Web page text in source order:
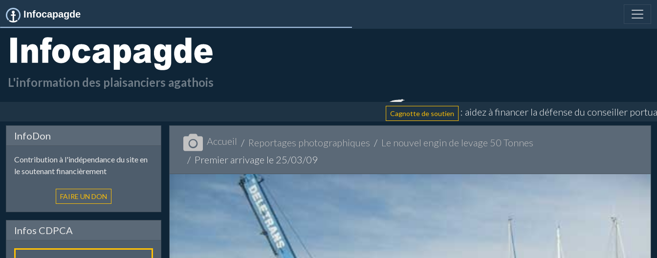
Infocapagde
L'information des plaisanciers agathois
Cagnotte de soutien : aidez à financer la défense du conseiller portuaire
InfoDon
Contribution à l'indépendance du site en
le soutenant financièrement
Infos CDPCA
Accueil Reportages photographiques
Le nouvel engin de levage 50 Tonnes
Premier arrivage le 25/03/09